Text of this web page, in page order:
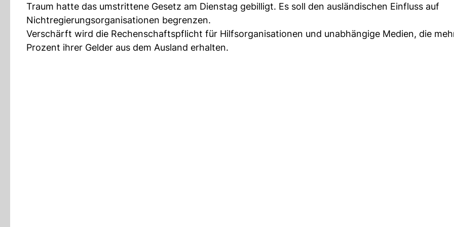
Traum hatte das umstrittene Gesetz am Dienstag gebilligt. Es soll den ausländischen Einfluss auf
Nichtregierungsorganisationen begrenzen.
Verschärft wird die Rechenschaftspflicht für Hilfsorganisationen und unabhängige Medien, die
Prozent ihrer Gelder aus dem Ausland erhalten.